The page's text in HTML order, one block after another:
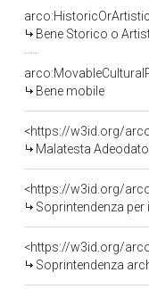
Bene Storico o
Bene mobile
<https://w3id.org/
Malatesta
<https://w3id.org/
Soprintendenza per
<https://w3id.org/
Soprintendenza